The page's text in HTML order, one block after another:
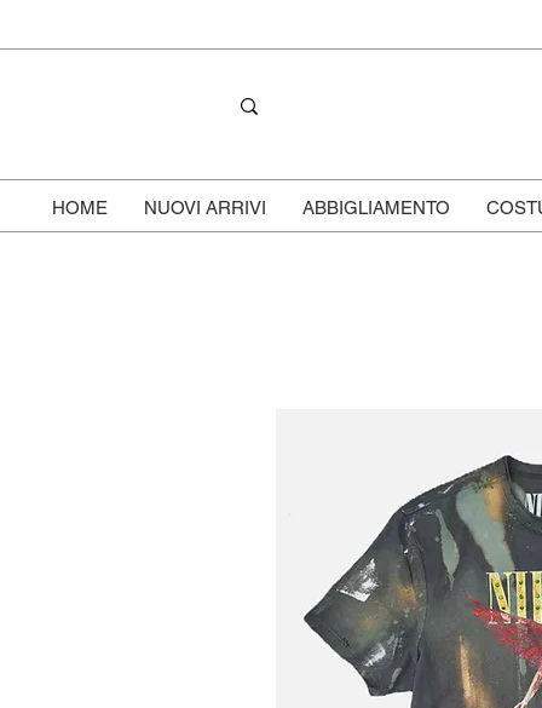
HOME NUOVI ARRIVI ABBIGLIAMENTO